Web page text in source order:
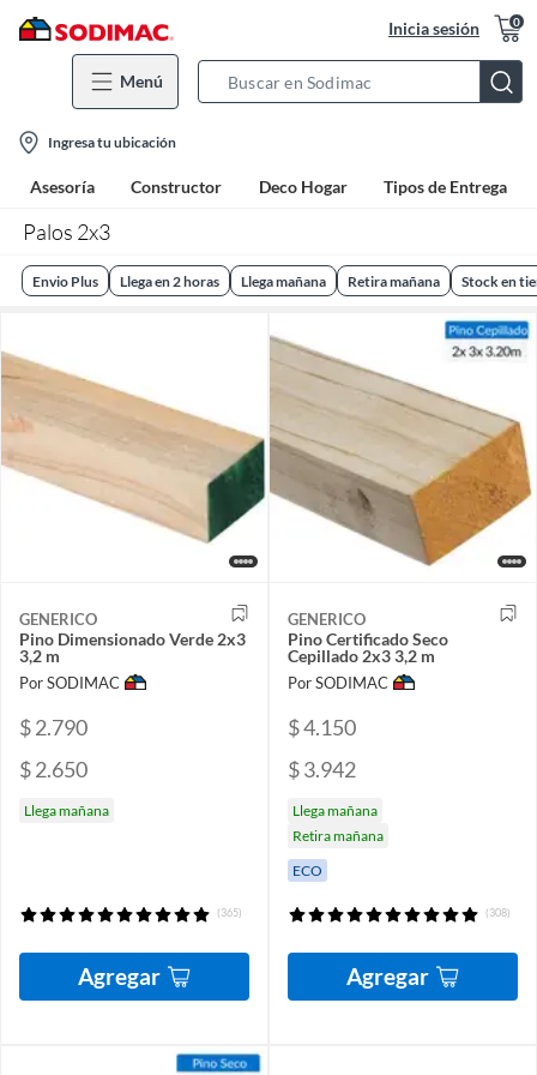
Inicia sesión 0
Menú
Bar
location-
icon
Ingresa tu ubicación
Asesoría Constructor Deco Hogar Tipos de Entrega
Palos 2x3
Envio Plus Llega en 2 horas Llega mañana Retira mañana Stock en
GENERICO
Pino Dimensionado Verde 2x3
3,2 m
Por SODIMAC
$ 2.790
$ 2.650
Llega mañana
(365)
Agregar
GENERICO
Pino Certificado Seco
Cepillado 2x3 3,2 m
Por SODIMAC
$ 4.150
$ 3.942
Llega mañana
Retira mañana
ECO
(308)
Agregar